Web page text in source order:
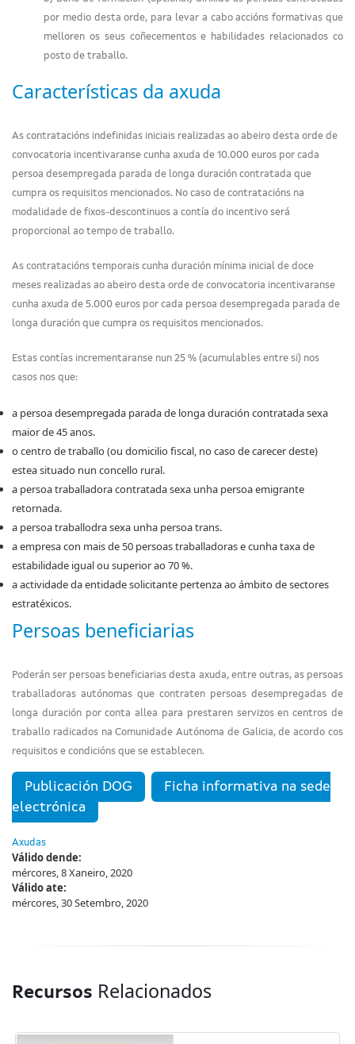
por medio desta orde, para levar a cabo accións formativas que
melloren os seus coñecementos e habilidades relacionados co
posto de traballo.
Características da axuda
As contratacións indefinidas iniciais realizadas ao abeiro desta orde de
convocatoria incentivaranse cunha axuda de 10.000 euros por cada
persoa desempregada parada de longa duración contratada que
cumpra os requisitos mencionados. No caso de contratacións na
modalidade de fixos-descontinuos a contía do incentivo será
proporcional ao tempo de traballo.
As contratacións temporais cunha duración mínima inicial de doce
meses realizadas ao abeiro desta orde de convocatoria incentivaranse
cunha axuda de 5.000 euros por cada persoa desempregada parada de
longa duración que cumpra os requisitos mencionados.
Estas contías incrementaranse nun 25 % (acumulables entre si) nos
casos nos que:
a persoa desempregada parada de longa duración contratada sexa
maior de 45 anos.
o centro de traballo (ou domicilio fiscal, no caso de carecer deste)
estea situado nun concello rural.
a persoa traballadora contratada sexa unha persoa emigrante
retornada.
a persoa traballodra sexa unha persoa trans.
a empresa con mais de 50 persoas traballadoras e cunha taxa de
estabilidade igual ou superior ao 70 %.
a actividade da entidade solicitante pertenza ao ámbito de sectores
estratéxicos.
Persoas beneficiarias
Poderán ser persoas beneficiarias desta axuda, entre outras, as persoas
traballadoras autónomas que contraten persoas desempregadas de
longa duración por conta allea para prestaren servizos en centros de
traballo radicados na Comunidade Autónoma de Galicia, de acordo cos
requisitos e condicións que se establecen.
Publicación DOG
Ficha informativa na sede
electrónica
Axudas
Válido dende:
mércores, 8 Xaneiro, 2020
Válido ate:
mércores, 30 Setembro, 2020
Recursos Relacionados